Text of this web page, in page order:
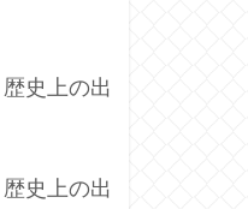
史上の出
史上の出